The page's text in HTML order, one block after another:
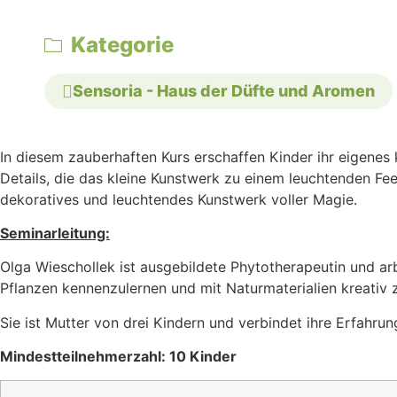
Kategorie
Sensoria - Haus der Düfte und Aromen
In diesem zauberhaften Kurs erschaffen Kinder ihr
Details, die das kleine Kunstwerk zu einem leuchtenden
dekoratives und leuchtendes Kunstwerk voller Magie.
Seminarleitung:
Olga Wieschollek ist ausgebildete Phytotherapeutin und
Pflanzen kennenzulernen und mit Naturmaterialien
Sie ist Mutter von drei Kindern und verbindet ihre
Mindestteilnehmerzahl: 10 Kinder